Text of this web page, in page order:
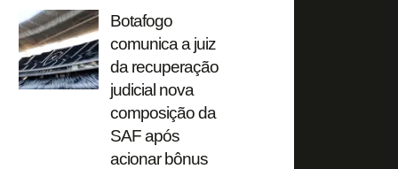
Botafogo
comunica a juiz
da recuperação
judicial nova
composição da
SAF após
acionar bônus